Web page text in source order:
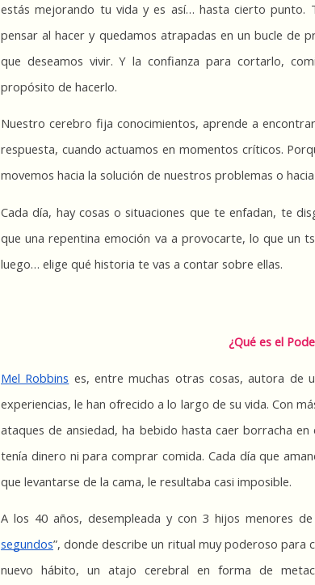
estás mejorando tu vida y es así… hasta cierto punto.
pensar al hacer y quedamos atrapadas en un bucle de
que deseamos vivir. Y la confianza para cortarlo,
propósito de hacerlo.
Nuestro cerebro fija conocimientos, aprende a
respuesta, cuando actuamos en momentos críticos.
movemos hacia la solución de nuestros problemas o
Cada día, hay cosas o situaciones que te enfadan, te
que una repentina emoción va a provocarte, lo que un
luego… elige qué historia te vas a contar sobre ellas.
¿Qué es el
Mel Robbins es, entre muchas otras cosas, autora de
experiencias, le han ofrecido a lo largo de su vida. Con
ataques de ansiedad, ha bebido hasta caer borracha
tenía dinero ni para comprar comida. Cada día que
que levantarse de la cama, le resultaba casi imposible.
A los 40 años, desempleada y con 3 hijos menores
segundos”, donde describe un ritual muy poderoso para
nuevo hábito, un atajo cerebral en forma de